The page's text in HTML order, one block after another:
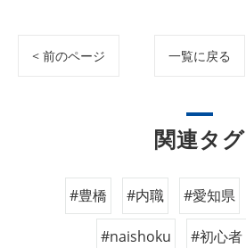
< 前のページ 一覧に戻る
関連タグ
#豊橋 #内職 #愛知県
#naishoku #初心者